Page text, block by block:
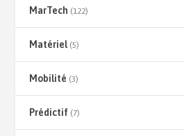
MarTech (122)
Matériel(5)
Mobilité (3)
Prédictif (7)